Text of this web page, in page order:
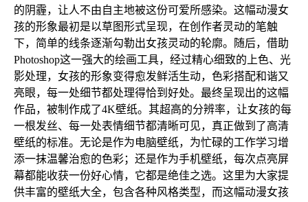
的阴霾，让人不由自主地被这份可爱所感染。这幅动漫女
孩的形象最初是以草图形式呈现，在创作者灵动的笔触
下，简单的线条逐渐勾勒出女孩灵动的轮廓。随后，借助
Photoshop这一强大的绘画工具，经过精心细致的上色、光
影处理，女孩的形象变得愈发鲜活生动，色彩搭配和谐又
亮眼，每一处细节都处理得恰到好处。最终呈现出的这幅
作品，被制作成了4K壁纸。其超高的分辨率，让女孩的每
一根发丝、每一处表情细节都清晰可见，真正做到了高清
壁纸的标准。无论是作为电脑壁纸，为忙碌的工作学习增
添一抹温馨治愈的色彩；还是作为手机壁纸，每次点亮屏
幕都能收获一份好心情，它都是绝佳之选。这里为大家提
供丰富的壁纸大全，包含各种风格类型，而这幅动漫女孩